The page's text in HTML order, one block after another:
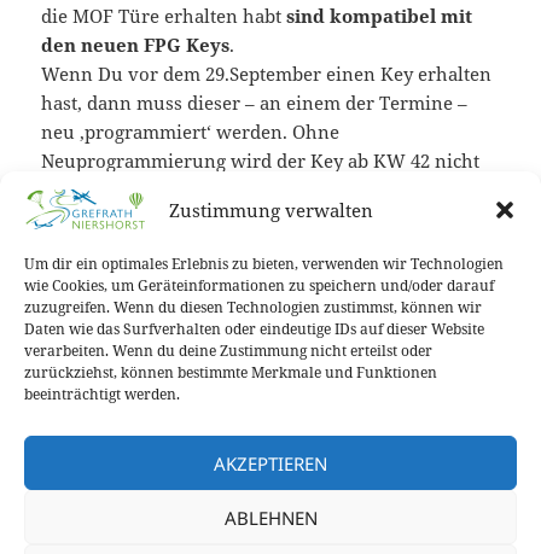
Zustimmung verwalten
Um dir ein optimales Erlebnis zu bieten, verwenden wir Technologien
wie Cookies, um Geräteinformationen zu speichern und/oder darauf
zuzugreifen. Wenn du diesen Technologien zustimmst, können wir
Daten wie das Surfverhalten oder eindeutige IDs auf dieser Website
verarbeiten. Wenn du deine Zustimmung nicht erteilst oder
zurückziehst, können bestimmte Merkmale und Funktionen
beeinträchtigt werden.
AKZEPTIEREN
ABLEHNEN
die MOF Türe erhalten habtsind kompatibel mit
den neuen FPG Keys.
Wenn Du vor dem 29.September einen Key erhalten
hast, dann muss dieser – an einem der Termine –
neu ‚programmiert‘ werden. Ohne
Neuprogrammierung wird der Key ab KW 42 nicht
mehr funktionieren.
Du kannst deinen neuen Key benutzen.
Keine Sorge: auch nach der KW 42 werden die Keys
weiter ausgegeben (oder alte Keys neu
programmiert).
Flugplatzgemeinschaft Grenzland e.V.